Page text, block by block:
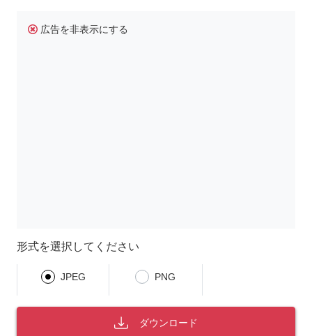
広告を非表示にする
形式を選択してください
JPEG PNG
ダウンロード